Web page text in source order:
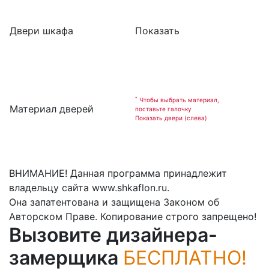
Двери шкафа
Материал дверей
Показать
* Чтобы выбрать материал,
поставьте галочку
Показать двери (слева)
ВНИМАНИЕ! Данная программа принадлежит
владельцу сайта www.shkaflon.ru.
Она запатентована и защищена Законом об
Авторском Праве. Копирование строго запрещено!
Вызовите дизайнера-
замерщика БЕСПЛАТНО!